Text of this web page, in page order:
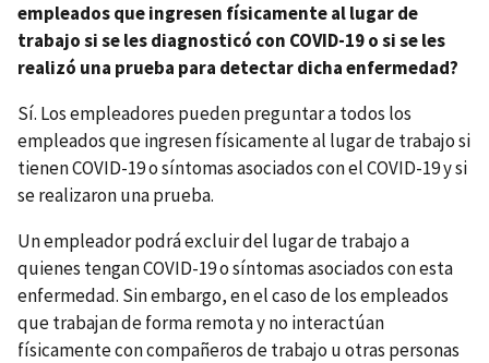
empleados que ingresen físicamente al lugar de
trabajo si se les diagnosticó con COVID-19 o si se les
realizó una prueba para detectar dicha enfermedad?
Sí. Los empleadores pueden preguntar a todos los
empleados que ingresen físicamente al lugar de trabajo si
tienen COVID-19 o síntomas asociados con el COVID-19 y si
se realizaron una prueba.
Un empleador podrá excluir del lugar de trabajo a
quienes tengan COVID-19 o síntomas asociados con esta
enfermedad. Sin embargo, en el caso de los empleados
que trabajan de forma remota y no interactúan
físicamente con compañeros de trabajo u otras personas